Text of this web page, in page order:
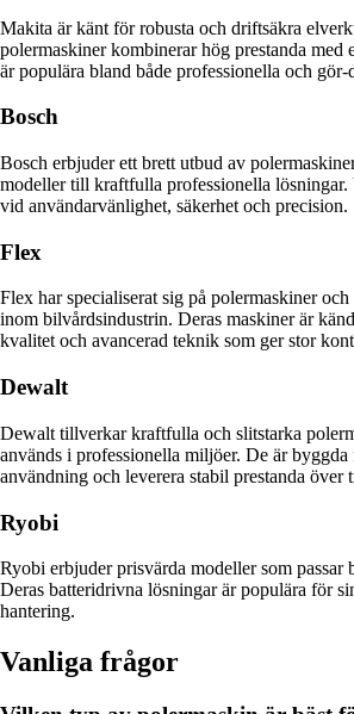
Makita är känt för robusta och driftsäkra
polermaskiner kombinerar hög prestanda med
är populära bland både professionella och gör-
Bosch
Bosch erbjuder ett brett utbud av
modeller till kraftfulla professionella
vid användarvänlighet, säkerhet och precision.
Flex
Flex har specialiserat sig på polermaskiner
inom bilvårdsindustrin. Deras maskiner är
kvalitet och avancerad teknik som ger stor
Dewalt
Dewalt tillverkar kraftfulla och slitstarka
används i professionella miljöer. De är byggda
användning och leverera stabil prestanda över
Ryobi
Ryobi erbjuder prisvärda modeller som passar
Deras batteridrivna lösningar är populära för
hantering.
Vanliga frågor